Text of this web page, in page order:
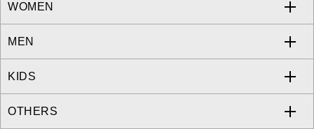
WOMEN
a.v.v
MICHEL KLEIN
MK MICHEL KLEIN
MEN
a.v.v
MICHEL KLEIN HOMME
KIDS
a.v.v
OTHERS